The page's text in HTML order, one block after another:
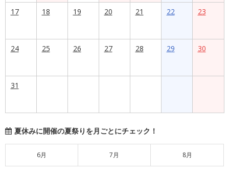
17
18 19 20 21 22 23
24 25 26 27 28 29 30
31
夏休みに開催の夏祭りを月ごとにチェック！
6月 7月 8月